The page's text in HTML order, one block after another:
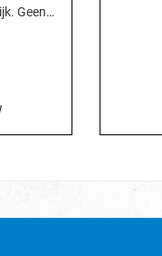
Geen